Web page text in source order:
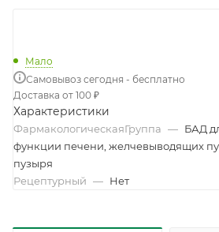
Мало
Самовывоз сегодня - бесплатно
Доставка от 100 ₽
Характеристики
ФармакологическаяГруппа — БАД
функции печени, желчевыводящих
пузыря
Рецептурный — Нет